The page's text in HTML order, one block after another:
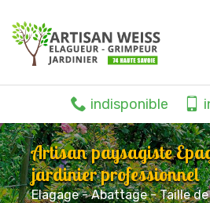
indisponible
Artisan paysagiste
jardinier professionnel
Elagage - Abattage - Taille